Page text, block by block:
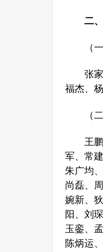
二
（一
张家汶
福杰、
（二
王鹏、
军、常
朱广均
尚磊、
婉新、
阳、刘
玉銮、
陈炳运